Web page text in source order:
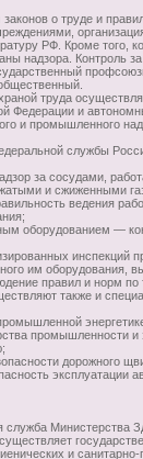
о труде и
РФ. Кроме того,
надзора. Контроль
труда
Федерации и
и промышленного
службы
за сосудами,
и сжиженными
ведения
оборудованием —
инспекций
им оборудования,
правил и норм по
также и
промышленности
дорожного
эксплуатации
Министерства
и